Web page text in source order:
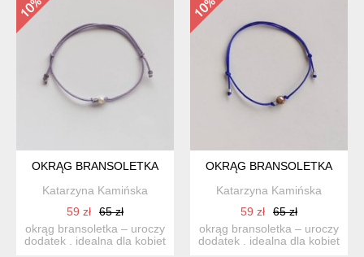
OKRĄG BRANSOLETKA
Katarzyna Kamińska
59 zł
65 zł
okrąg bransoletka – uroczy
dodatek . idealna dla kobiet
OKRĄG BRANSOLETKA
Katarzyna Kamińska
59 zł
65 zł
okrąg bransoletka – uroczy
dodatek . idealna dla kobiet